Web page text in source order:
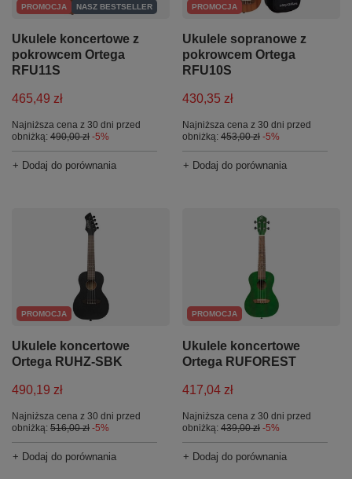
PROMOCJA NASZ BESTSELLER
Ukulele koncertowe z
pokrowcem Ortega
RFU11S
465,49 zł
Najniższa cena z 30 dni przed
obniżką: 490,00 zł -5%
+ Dodaj do porównania
PROMOCJA
Ukulele sopranowe z
pokrowcem Ortega
RFU10S
430,35 zł
Najniższa cena z 30 dni przed
obniżką: 453,00 zł -5%
+ Dodaj do porównania
PROMOCJA
Ukulele koncertowe
Ortega RUHZ-SBK
490,19 zł
Najniższa cena z 30 dni przed
obniżką: 516,00 zł -5%
+ Dodaj do porównania
PROMOCJA
Ukulele koncertowe
Ortega RUFOREST
417,04 zł
Najniższa cena z 30 dni przed
obniżką: 439,00 zł -5%
+ Dodaj do porównania